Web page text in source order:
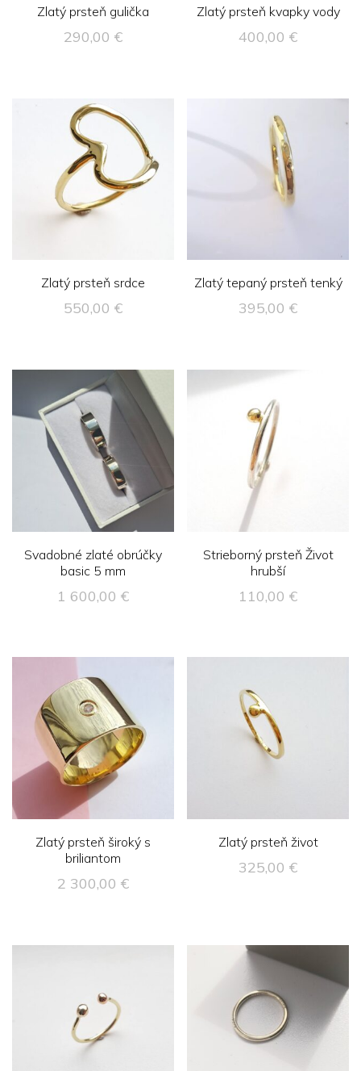
Zlatý prsteň gulička
290,00 €
Zlatý prsteň kvapky vody
400,00€
Zlatý prsteň srdce
550,00 €
Zlatý tepaný prsteň tenký
395,00€
Svadobné zlaté obrúčky
basic 5 mm
1 600,00 €
Strieborný prsteň Život
hrubší
110,00€
Zlatý prsteň široký s
briliantom
2 300,00 €
Zlatý prsteň život
325,00€